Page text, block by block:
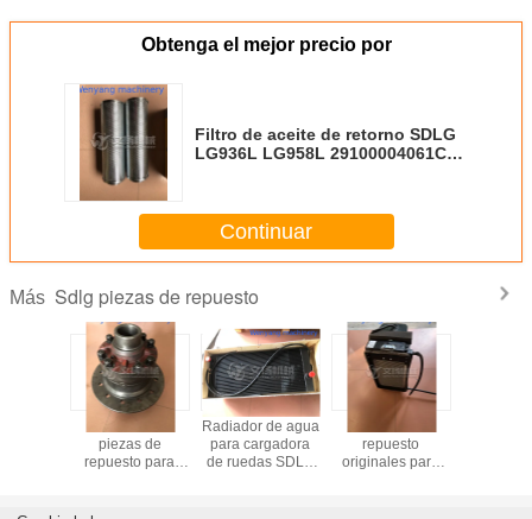
Obtenga el mejor precio por
Filtro de aceite de retorno SDLG
LG936L LG958L 29100004061C
Continuar
Más Sdlg piezas de repuesto
SDLG LG936
piezas de
repuesto para
Radiador de agua
para cargadora
de ruedas SDLG
repuesto
originales para